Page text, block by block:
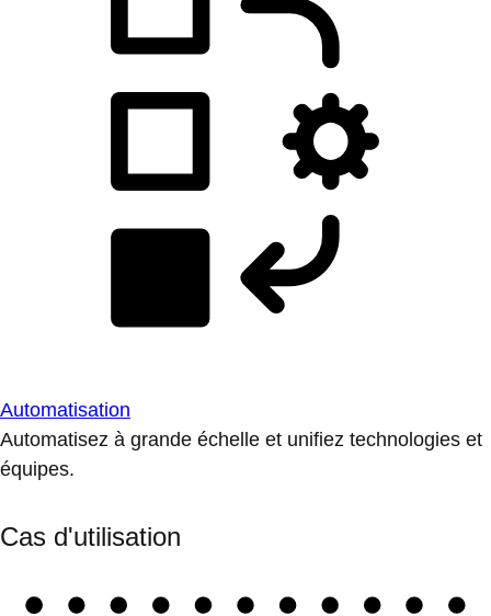
Automatisation
Automatisez à grande échelle et unifiez technologies et
équipes.
Cas d'utilisation